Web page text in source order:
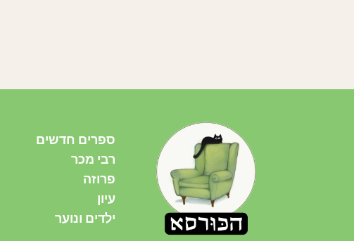
ספרים חדשים
רבי מכר
פרוזה
עיון
ילדים ונוער